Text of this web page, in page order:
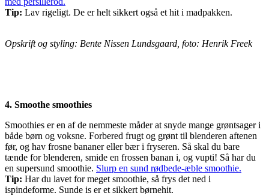
Tip: Lav rigeligt. De er helt sikkert også et hit i madpakken.
Opskrift og styling: Bente Nissen Lundsgaard, foto: Henrik Freek
4. Smoothe smoothies
Smoothies er en af de nemmeste måder at snyde mange grøntsager i
både børn og voksne. Forbered frugt og grønt til blenderen aftenen
før, og hav frosne bananer eller bær i fryseren. Så skal du bare
tænde for blenderen, smide en frossen banan i, og vupti! Så har du
en supersund smoothie. Slurp en sund rødbede-æble smoothie.
Tip: Har du lavet for meget smoothie, så frys det ned i
ispindeforme. Sunde is er et sikkert børnehit.